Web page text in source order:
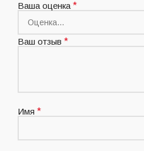
Ваша оценка *
Ваш отзыв *
Имя *